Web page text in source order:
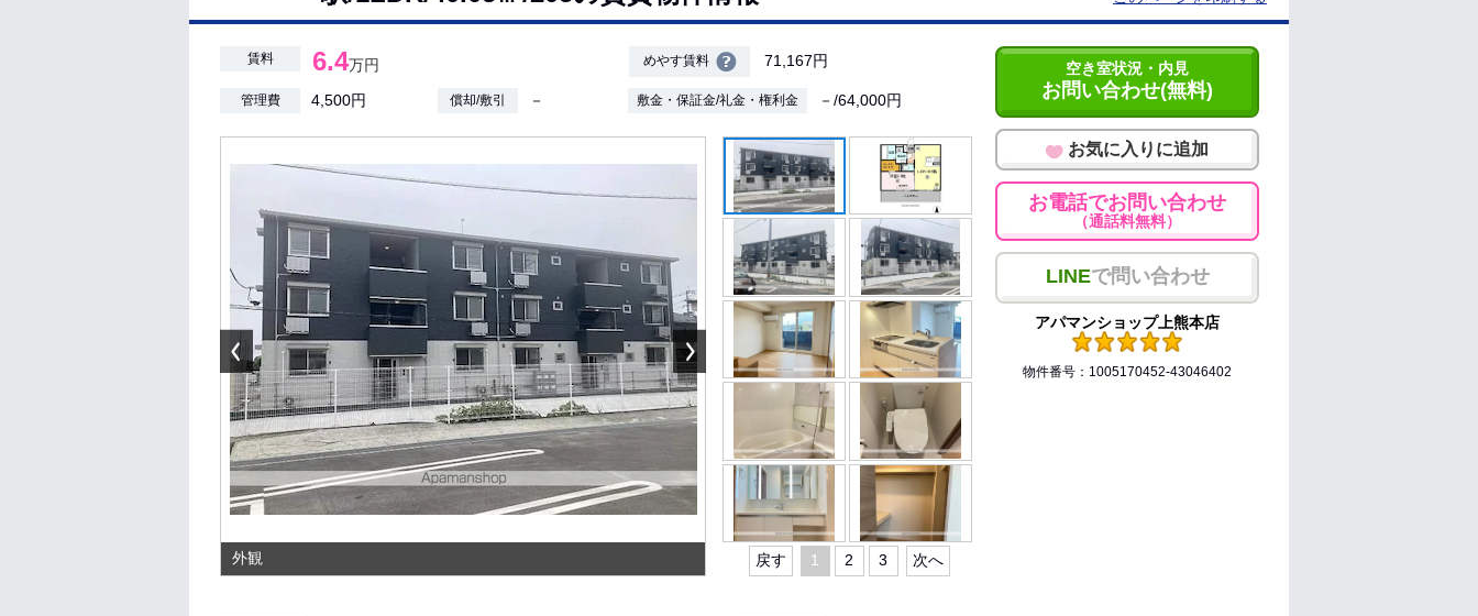
賃料 6.4万円 めやす賃料 71,167円
管理費 4,500円 償却/敷引 － 敷金・保証金/礼金・権利金 －/64,000円
外観 戻す 1 2 3 次へ
空き室状況・内見
お問い合わせ(無料)
お気に入りに追加
お電話でお問い合わせ
（通話料無料）
LINEで問い合わせ
アパマンショップ上熊本店
物件番号：1005170452-43046402